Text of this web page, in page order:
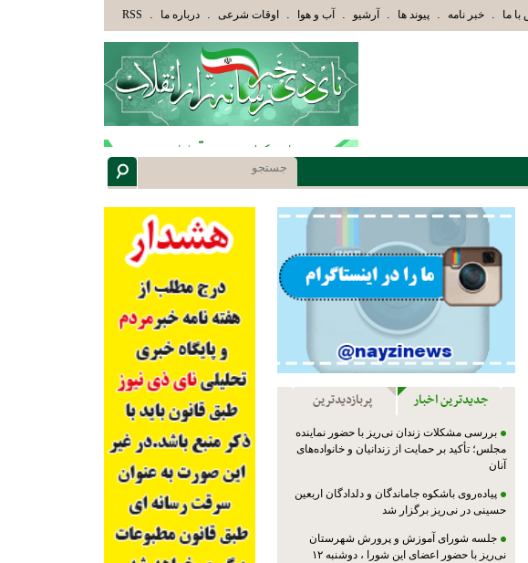
هُمْ أُوْلُوا الْأَلْبَابِ» عاقلان هدایت یافته،حرفها را میشنوند و سپس بهترین را انتخاب میکنند(سوره مبارکه ما . خبر نامه . پیوند ها . آرشیو . آب و هوا . اوقات شرعی . درباره ما .
RSS
جدیدترین اخبار پربازدیدترین
بررسی مشکلات زندان نی‌ریز با حضور نماینده
مجلس؛ تأکید بر حمایت از زندانیان و خانواده‌های
آنان
پیاده‌روی باشکوه جاماندگان و دلدادگان اربعین
حسینی در نی‌ریز برگزار شد
جلسه شورای آموزش و پرورش شهرستان
نی‌ریز با حضور اعضای این شورا ، دوشنبه ۱۲